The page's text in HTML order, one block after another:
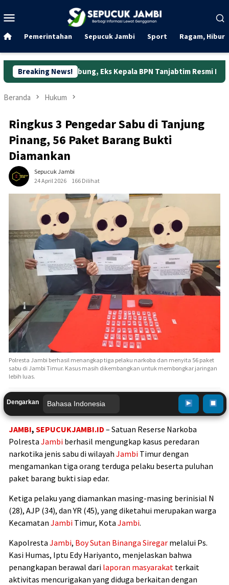
ke
Mobile
Pemerintahan Sepucuk Jambi Sport Ragam,
Breaking News!
Eks Kepala BPN Tanjabtim Resmi Ditahan Dunia
Beranda Hukum
Ringkus 3 Pengedar Sabu di Tanjung
Pinang, 56 Paket Barang Bukti
Diamankan
Sepucuk Jambi
24 April 2026
166 Dilihat
Polresta Jambi berhasil menangkap tiga pelaku narkoba dan menyita 56 paket
sabu di Jambi Timur. Kasus masih dikembangkan untuk membongkar jaringan
lebih luas.
Dengarkan
JAMBI, SEPUCUKJAMBI.ID – Satuan Reserse Narkoba
Polresta Jambi berhasil mengungkap kasus peredaran
narkotika jenis sabu di wilayah Jambi Timur dengan
mengamankan tiga orang terduga pelaku beserta puluhan
paket barang bukti siap edar.
Ketiga pelaku yang diamankan masing-masing berinisial N
(28), AJP (34), dan YR (45), yang diketahui merupakan warga
Kecamatan Jambi Timur, Kota Jambi.
Kapolresta Jambi, Boy Sutan Binanga Siregar melalui Ps.
Kasi Humas, Iptu Edy Hariyanto, menjelaskan bahwa
penangkapan berawal dari laporan masyarakat terkait
aktivitas mencurigakan yang diduga berkaitan dengan